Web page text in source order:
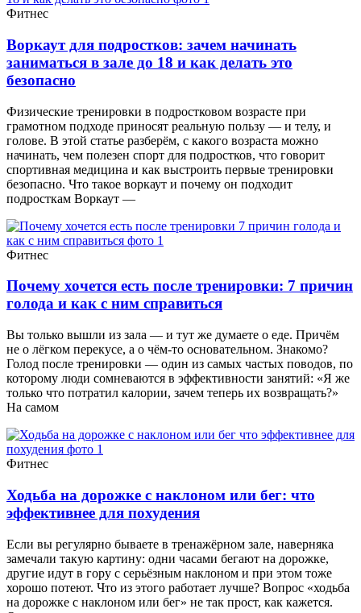
Фитнес
Воркаут для подростков: зачем начинать
заниматься в зале до 18 и как делать это
безопасно
Физические тренировки в подростковом возрасте при
грамотном подходе приносят реальную пользу — и телу, и
голове. В этой статье разберём, с какого возраста можно
начинать, чем полезен спорт для подростков, что говорит
спортивная медицина и как выстроить первые тренировки
безопасно. Что такое воркаут и почему он подходит
подросткам Воркаут —
Фитнес
Почему хочется есть после тренировки: 7 причин
голода и как с ним справиться
Вы только вышли из зала — и тут же думаете о еде. Причём
не о лёгком перекусе, а о чём-то основательном. Знакомо?
Голод после тренировки — один из самых частых поводов, по
которому люди сомневаются в эффективности занятий: «Я же
только что потратил калории, зачем теперь их возвращать?»
На самом
Фитнес
Ходьба на дорожке с наклоном или бег: что
эффективнее для похудения
Если вы регулярно бываете в тренажёрном зале, наверняка
замечали такую картину: одни часами бегают на дорожке,
другие идут в гору с серьёзным наклоном и при этом тоже
хорошо потеют. Что из этого работает лучше? Вопрос «ходьба
на дорожке с наклоном или бег» не так прост, как кажется.